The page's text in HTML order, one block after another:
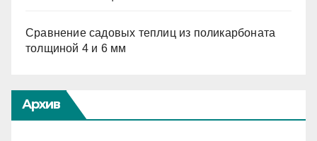
Сравнение садовых теплиц из поликарбоната
толщиной 4 и 6 мм
Архив